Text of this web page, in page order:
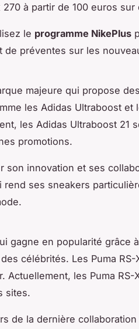
270 à partir de 100 euros
le programme NikePlus
de préventes sur les
majeure qui propose
les Adidas Ultraboost et
les Adidas Ultraboost 21
promotions.
son innovation et ses
ses sneakers
gagne en popularité grâce
célébrités. Les Puma RS-
Actuellement, les Puma RS-
sites.
de la dernière collaboration